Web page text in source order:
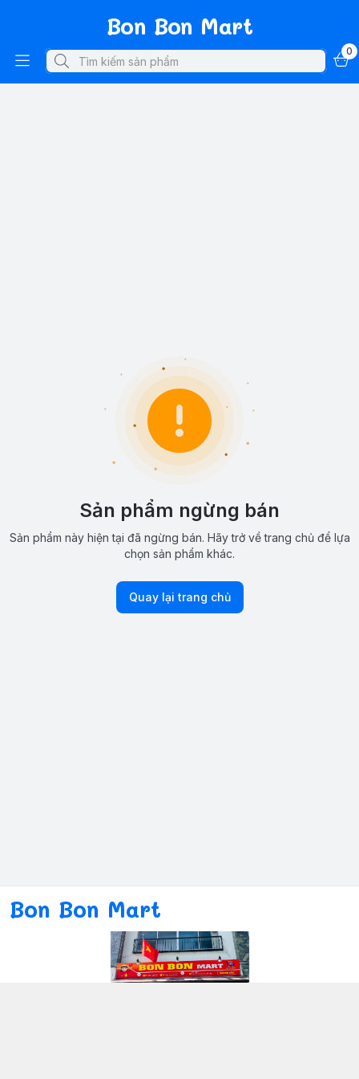
Bon Bon Mart
0
Sản phẩm ngừng bán
Sản phẩm này hiện tại đã ngừng bán. Hãy trở về trang chủ để lựa
chọn sản phẩm khác.
Quay lại trang chủ
Bon Bon Mart